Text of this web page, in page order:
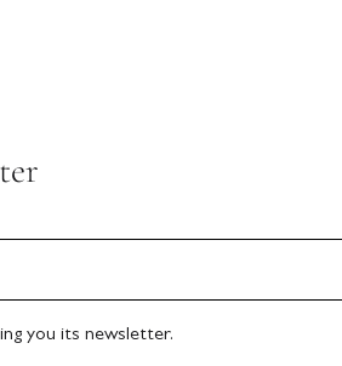
you its newsletter.